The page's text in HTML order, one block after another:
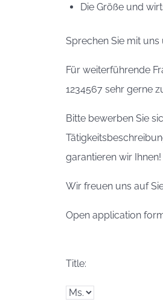
Die Größe und
Sprechen Sie mit
Für weiterführende
1234567 sehr gerne
Bitte bewerben Sie
garantieren wir Ihnen!
Wir freuen uns auf
Open application
Title: